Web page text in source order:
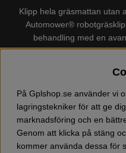
Klipp hela gräsmattan utan
Automower®
behandling med en
Husqvarna. Det finns en
marknadens största
Husqvarna Automower®
Husqvarna skog och
motorsågskläder och
jordfräs, lövblås,
kapmaskin, yxa,
På Gplshop.se använder vi
lagringstekniker för att ge
marknadsföring och en
Genom att klicka på stäng
kommer använda dessa för